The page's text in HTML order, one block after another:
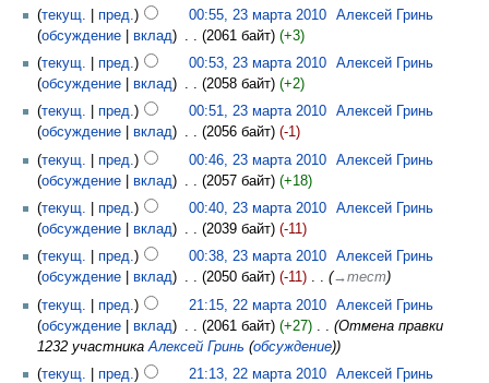
текущ.
пред. 00:55, 23 марта 2010
Алексей Гринь
обсуждение
вклад 2061 байт
+3
текущ.
пред. 00:53, 23 марта 2010
Алексей Гринь
обсуждение
вклад 2058 байт
+2
текущ.
пред. 00:51, 23 марта 2010
Алексей Гринь
обсуждение
вклад 2056 байт
-1
текущ.
пред. 00:46, 23 марта 2010
Алексей Гринь
обсуждение
вклад 2057 байт
+18
текущ.
пред. 00:40, 23 марта 2010
Алексей Гринь
обсуждение
вклад 2039 байт
-11
текущ.
пред. 00:38, 23 марта 2010
Алексей Гринь
обсуждение
вклад 2050 байт -11 ‎
→‎тест
текущ.
пред. 21:15, 22 марта 2010
Алексей Гринь
обсуждение
вклад 2061 байт +27 ‎
Отмена правки
1232 участника Алексей Гринь (обсуждение)
текущ.
пред. 21:13, 22 марта 2010
Алексей Гринь